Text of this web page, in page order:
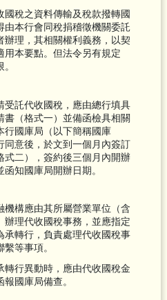
國稅之資料傳輸及稅款撥轉國
由本行會同稅捐稽徵機關委託
辦理，其相關權利義務，以契
用本要點。但法令另有規定
受託代收國稅，應由總行填具
書（格式一）並備函檢具相關
行國庫局（以下簡稱國庫
同意後，於文到一個月內簽訂
式二），簽約後三個月內開辦
知國庫局開辦日期。
機構應由其所屬營業單位（含
辦理代收國稅事務，並應指定
承轉行，負責處理代收國稅事
等事項。
轉行異動時，應由代收國稅金
國庫局備查。